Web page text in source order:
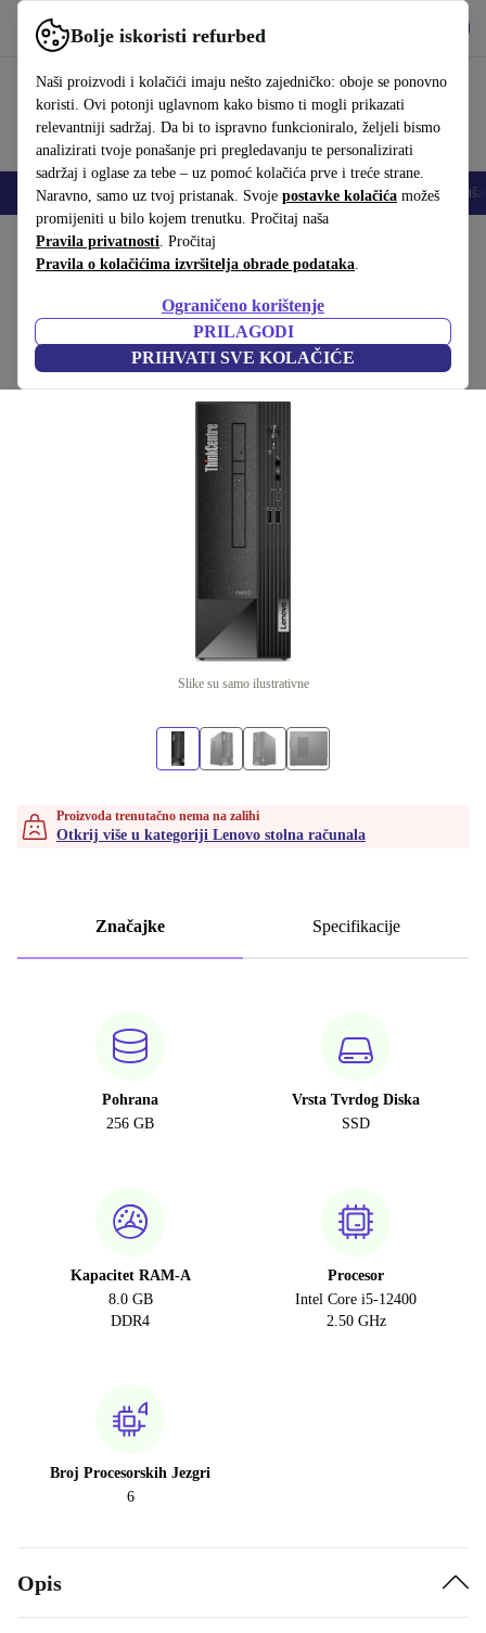
Bolje iskoristi refurbed
Naši proizvodi i kolačići imaju nešto zajedničko: oboje se ponovno
koristi. Ovi potonji uglavnom kako bismo ti mogli prikazati
relevantniji sadržaj. Da bi to ispravno funkcioniralo, željeli bismo
analizirati tvoje ponašanje pri pregledavanju te personalizirati
sadržaj i oglase za tebe – uz pomoć kolačića prve i treće strane.
Naravno, samo uz tvoj pristanak. Svoje postavke kolačića možeš
promijeniti u bilo kojem trenutku. Pročitaj naša
Pravila privatnosti. Pročitaj
Pravila o kolačićima izvršitelja obrade podataka.
Ograničeno korištenje
PRILAGODI
PRIHVATI SVE KOLAČIĆE
Koristi refurbed brzo i jednostavno
Mobiteli Prijenosna računala Tableti Pametni satovi Dodaci
Početna stranica Proizvodi Desktop računala
Lenovo ThinkCentre Neo 50s G3 SFF
i5-12400 | 8 GB | 256 GB SSD | DVD-RW | Win 11 Pro
(Prikupljanje recenzija)
Slike su samo ilustrativne
Proizvoda trenutačno nema na zalihi
Otkrij više u kategoriji Lenovo stolna računala
Značajke Specifikacije
Pohrana
256 GB
Vrsta Tvrdog Diska
SSD
Kapacitet RAM-A
8.0 GB
DDR4
Procesor
Intel Core i5-12400
2.50 GHz
Broj Procesorskih Jezgri
6
Opis